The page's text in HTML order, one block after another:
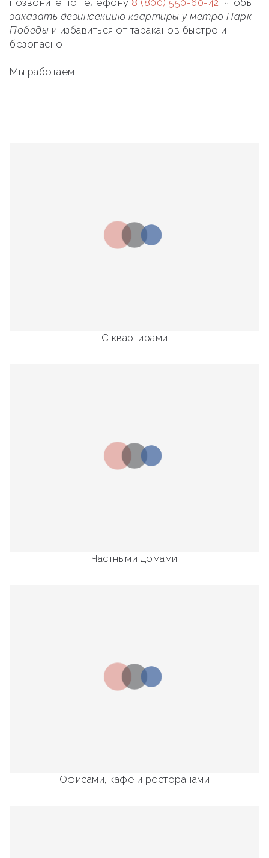
позвоните по телефону 8 (800) 550-60-42, чтобы
заказать дезинсекцию квартиры у метро Парк
Победы и избавиться от тараканов быстро и
безопасно.
Мы работаем:
С квартирами
Частными домами
Офисами, кафе и ресторанами